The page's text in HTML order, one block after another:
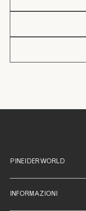
PINEIDER WORLD
INFORMAZIONI